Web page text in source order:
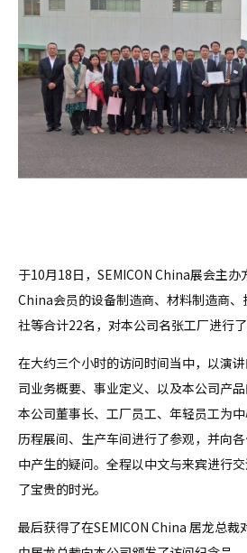
于10月18日，SEMICON China展会主办
China会员的设备制造商、材料制造商
社等合计22名，对本公司名张工厂进行了
在大约三个小时的访问时间当中，以演
司业务概要、事业定义、以及本公司产
本公司董事长、工厂员工、年轻员工为
历程展间、生产车间进行了参观，并向
中产生的疑问。全程以中文与来宾进行
了宝贵的时光。
最后获得了在SEMICON China 居龙总裁